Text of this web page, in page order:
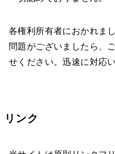
各権利所有者におかれま
問題がございましたら、
せください。迅速に対応
リンク